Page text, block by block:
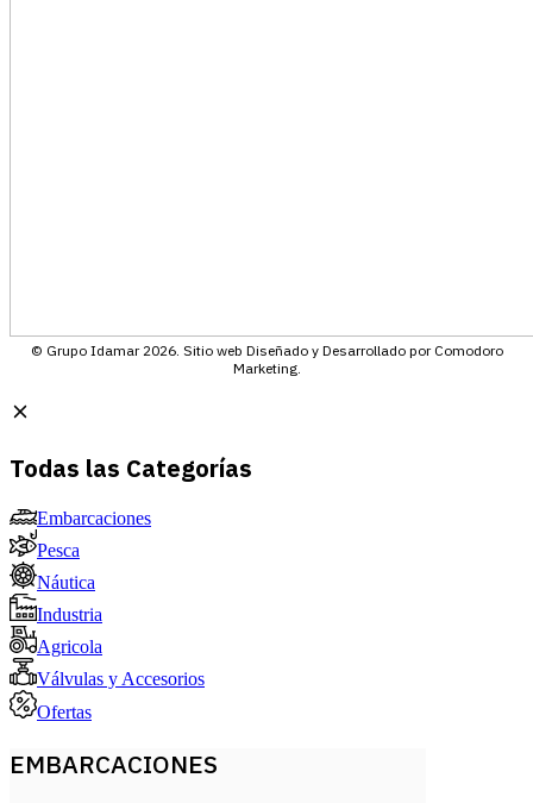
© Grupo Idamar 2026. Sitio web Diseñado y Desarrollado por Comodoro
Marketing.
Todas las Categorías
Embarcaciones
Pesca
Náutica
Industria
Agricola
Válvulas y Accesorios
Ofertas
EMBARCACIONES